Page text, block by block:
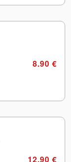
8.90 €
12.90 €